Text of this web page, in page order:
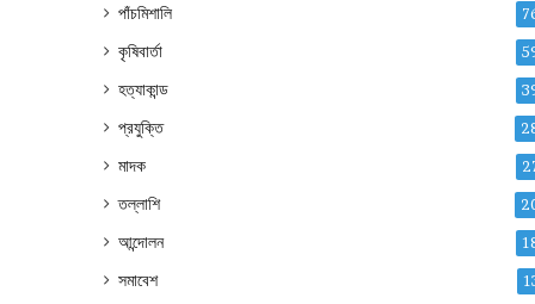
পাঁচমিশালি
কৃষিবার্তা
হত্যাকান্ড
প্রযুক্তি
মাদক
তল্লাশি
আন্দোলন
সমাবেশ